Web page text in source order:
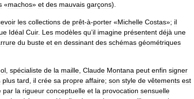
«machos» et des mauvais garçons).
les collections de prêt-à-porter «Michelle Costas»; il
Idéal Cuir. Les modèles qu’il imagine présentent déjà une
du buste et en dessinant des schémas géométriques
spécialiste de la maille Claude Montana peut enfin signer
plus tard il crée sa propre affaire; son style de vêtements est
par la rigueur conceptuelle et la provocation sensuelle